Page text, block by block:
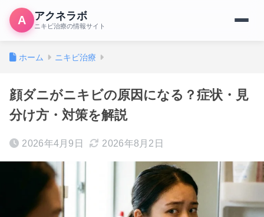
A アクネラボ
ニキビ治療の情報サイト
ホーム ニキビ治療
顔ダニがニキビの原因になる？症状・見
分け方・対策を解説
2026年4月9日 2026年8月2日